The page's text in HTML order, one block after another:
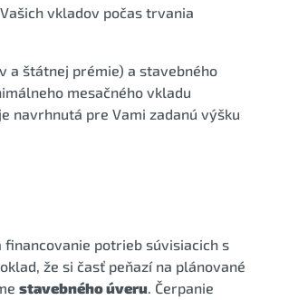
vkladov počas trvania
a štátnej prémie) a stavebného
mesačného vkladu
navrhnutá pre Vami zadanú výšku
potrieb súvisiacich s
že si časť peňazí na plánované
stavebného úveru. Čerpanie